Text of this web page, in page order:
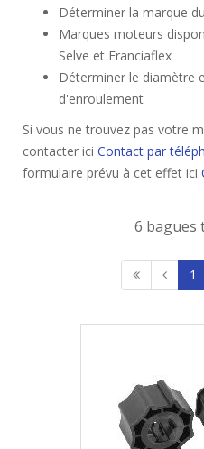
Déterminer la marque
Marques moteurs
Selve et Franciaflex
Déterminer le diamètre
d'enroulement
Si vous ne trouvez pas votre
contacter ici Contact par
formulaire prévu à cet effet ici
6 bagues
1